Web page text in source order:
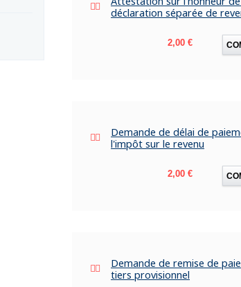
déclaration séparée de
Prix
2,00 €
Demande de délai de
l'impôt sur le revenu
Prix
2,00 €
Demande de remise de
tiers provisionnel